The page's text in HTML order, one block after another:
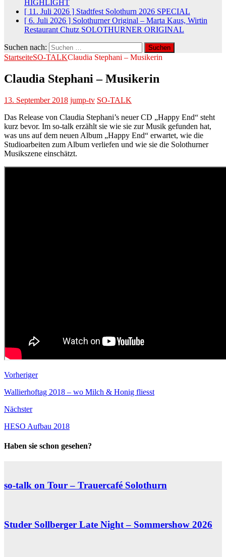
HIGHLIGHT
[ 11. Juli 2026 ] Stadtfest Solothurn 2026 SPECIAL
[ 6. Juli 2026 ] Solothurner Original – Marta Kaus, Wirtin
Restaurant Chutz SOLOTHURNER ORIGINAL
Suchen nach:
StartseiteSO-TALKClaudia Stephani – Musikerin
Claudia Stephani – Musikerin
13. September 2018 jump-tv SO-TALK
Das Release von Claudia Stephani’s neuer CD „Happy End“ steht
kurz bevor. Im so-talk erzählt sie wie sie zur Musik gefunden hat,
was uns auf dem neuen Album „Happy End“ erwartet, wie die
Studioarbeiten zum Album verliefen und wie sie die Solothurner
Musikszene einschätzt.
Vorheriger
Wallierhoftag 2018 – wo Milch & Honig fliesst
Nächster
HESO Aufbau 2018
Haben sie schon gesehen?
so-talk on Tour – Trauercafé Solothurn
Studer Sollberger Late Night – Sommershow 2026